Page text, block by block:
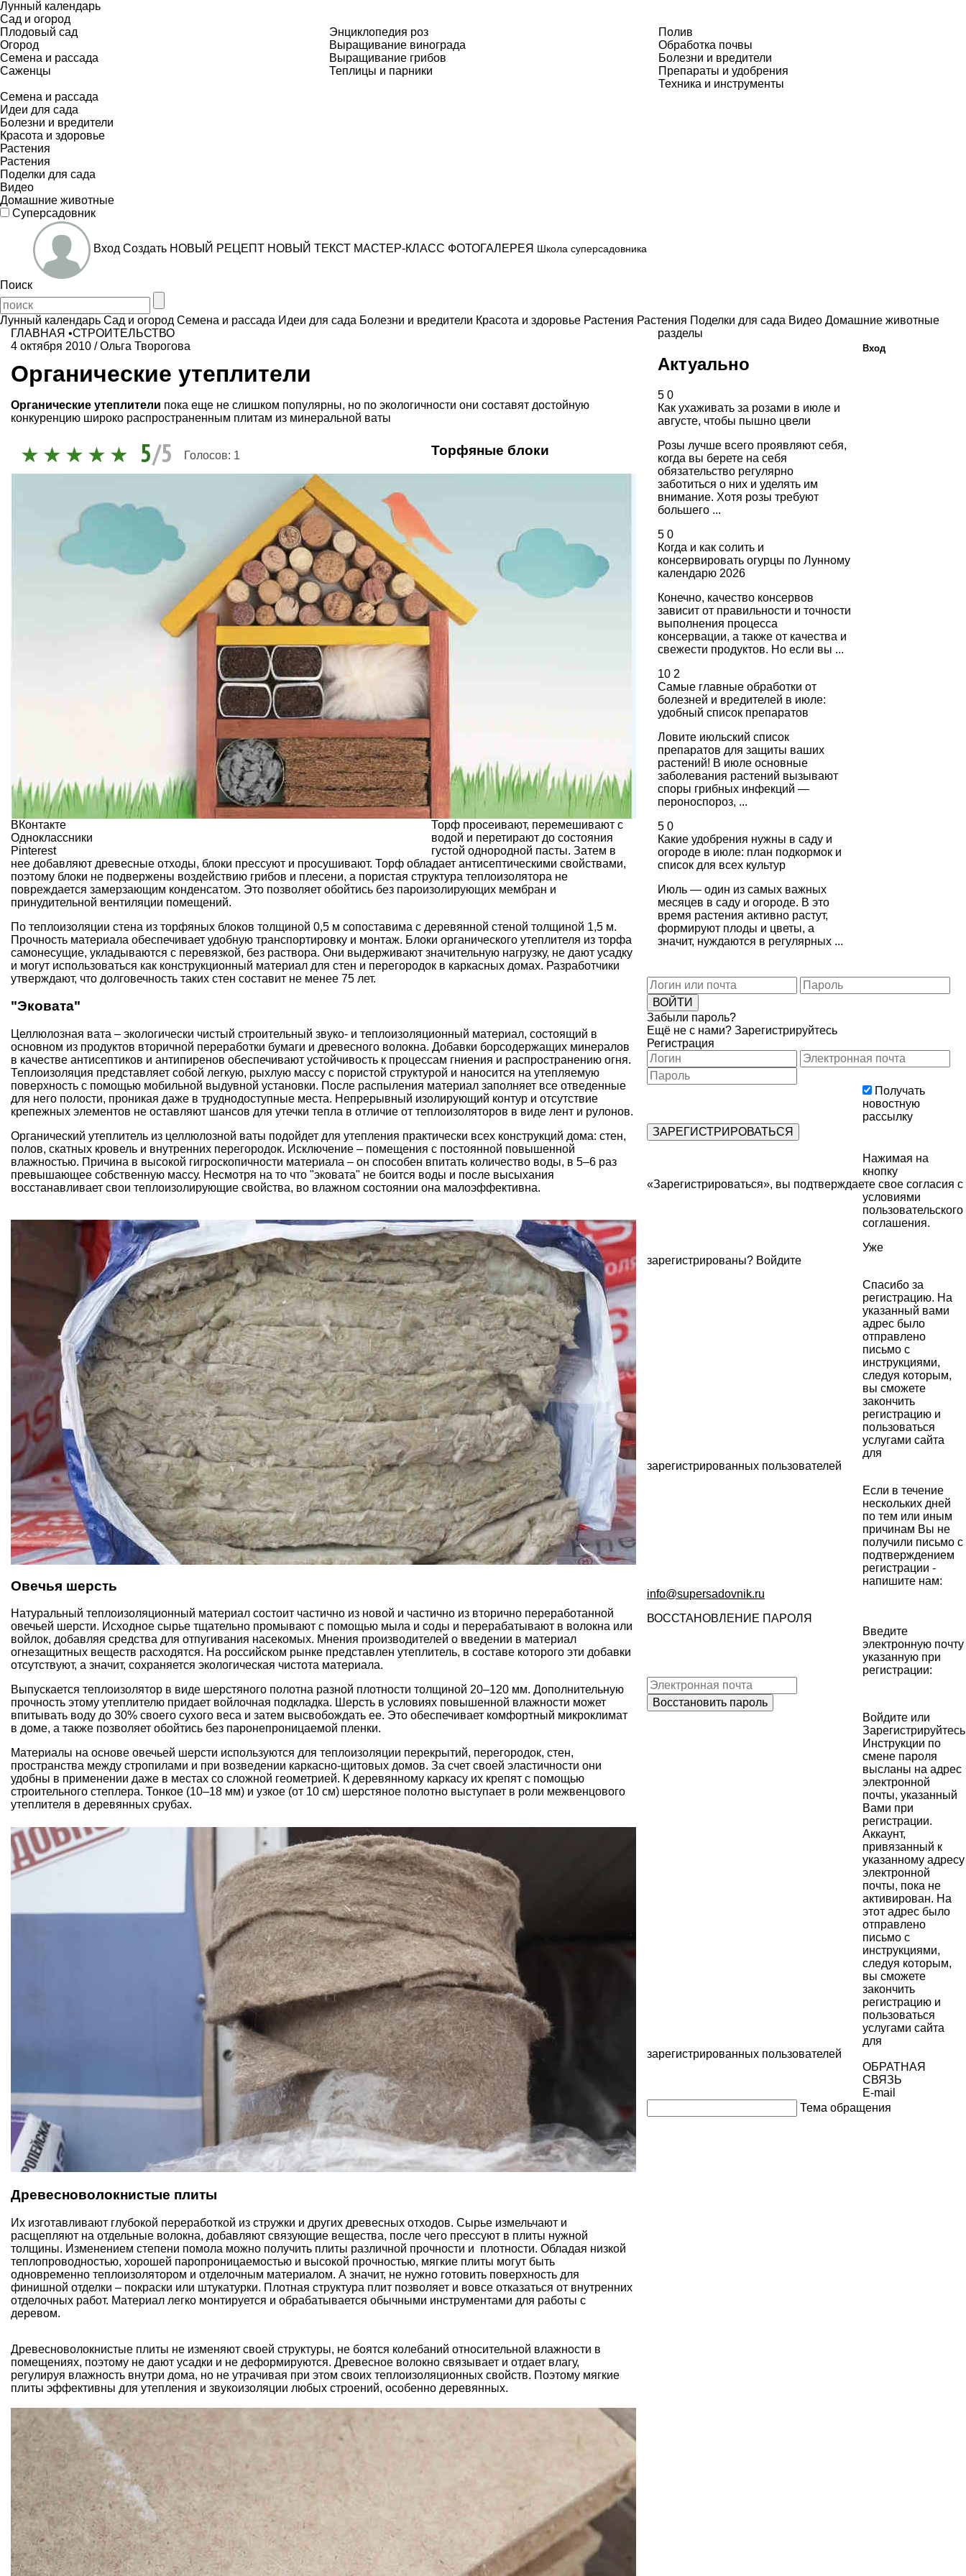
Лунный календарь
Сад и огород
Плодовый сад
Огород
Семена и рассада
Саженцы
Энциклопедия роз
Выращивание винограда
Выращивание грибов
Теплицы и парники
Полив
Обработка почвы
Болезни и вредители
Препараты и удобрения
Техника и инструменты
Семена и рассада
Идеи для сада
Болезни и вредители
Красота и здоровье
Растения
Растения
Поделки для сада
Видео
Домашние животные
Суперсадовник
Вход Создать НОВЫЙ РЕЦЕПТ НОВЫЙ ТЕКСТ МАСТЕР-КЛАСС ФОТОГАЛЕРЕЯ Школа суперсадовника
Поиск
Лунный календарь Сад и огород Семена и рассада Идеи для сада Болезни и вредители Красота и здоровье Растения Растения Поделки для сада Видео Домашние животные
ГЛАВНАЯ •СТРОИТЕЛЬСТВО
4 октября 2010 /Ольга Творогова
Органические утеплители
Органические утеплители пока еще не слишком популярны, но по экологичности они составят достойную
конкуренцию широко распространенным плитам из минеральной ваты
5/5 Голосов: 1
ВКонтакте
Одноклассники
Pinterest
Торфяные блоки
Торф просеивают, перемешивают с
водой и перетирают до состояния
густой однородной пасты. Затем в
нее добавляют древесные отходы, блоки прессуют и просушивают. Торф обладает антисептическими свойствами,
поэтому блоки не подвержены воздействию грибов и плесени, а пористая структура теплоизолятора не
повреждается замерзающим конденсатом. Это позволяет обойтись без пароизолирующих мембран и
принудительной вентиляции помещений.
По теплоизоляции стена из торфяных блоков толщиной 0,5 м сопоставима с деревянной стеной толщиной 1,5 м.
Прочность материала обеспечивает удобную транспортировку и монтаж. Блоки органического утеплителя из торфа
самонесущие, укладываются с перевязкой, без раствора. Они выдерживают значительную нагрузку, не дают усадку
и могут использоваться как конструкционный материал для стен и перегородок в каркасных домах. Разработчики
утверждают, что долговечность таких стен составит не менее 75 лет.
"Эковата"
Целлюлозная вата – экологически чистый строительный звуко- и теплоизоляционный материал, состоящий в
основном из продуктов вторичной переработки бумаги и древесного волокна. Добавки борсодержащих минералов
в качестве антисептиков и антипиренов обеспечивают устойчивость к процессам гниения и распространению огня.
Теплоизоляция представляет собой легкую, рыхлую массу с пористой структурой и наносится на утепляемую
поверхность с помощью мобильной выдувной установки. После распыления материал заполняет все отведенные
для него полости, проникая даже в труднодоступные места. Непрерывный изолирующий контур и отсутствие
крепежных элементов не оставляют шансов для утечки тепла в отличие от теплоизоляторов в виде лент и рулонов.
Органический утеплитель из целлюлозной ваты подойдет для утепления практически всех конструкций дома: стен,
полов, скатных кровель и внутренних перегородок. Исключение – помещения с постоянной повышенной
влажностью. Причина в высокой гигроскопичности материала – он способен впитать количество воды, в 5–6 раз
превышающее собственную массу. Несмотря на то что "эковата" не боится воды и после высыхания
восстанавливает свои теплоизолирующие свойства, во влажном состоянии она малоэффективна.
Овечья шерсть
Натуральный теплоизоляционный материал состоит частично из новой и частично из вторично переработанной
овечьей шерсти. Исходное сырье тщательно промывают с помощью мыла и соды и перерабатывают в волокна или
войлок, добавляя средства для отпугивания насекомых. Мнения производителей о введении в материал
огнезащитных веществ расходятся. На российском рынке представлен утеплитель, в составе которого эти добавки
отсутствуют, а значит, сохраняется экологическая чистота материала.
Выпускается теплоизолятор в виде шерстяного полотна разной плотности толщиной 20–120 мм. Дополнительную
прочность этому утеплителю придает войлочная подкладка. Шерсть в условиях повышенной влажности может
впитывать воду до 30% своего сухого веса и затем высвобождать ее. Это обеспечивает комфортный микроклимат
в доме, а также позволяет обойтись без паронепроницаемой пленки.
Материалы на основе овечьей шерсти используются для теплоизоляции перекрытий, перегородок, стен,
пространства между стропилами и при возведении каркасно-щитовых домов. За счет своей эластичности они
удобны в применении даже в местах со сложной геометрией. К деревянному каркасу их крепят с помощью
строительного степлера. Тонкое (10–18 мм) и узкое (от 10 см) шерстяное полотно выступает в роли межвенцового
утеплителя в деревянных срубах.
Древесноволокнистые плиты
Их изготавливают глубокой переработкой из стружки и других древесных отходов. Сырье измельчают и
расщепляют на отдельные волокна, добавляют связующие вещества, после чего прессуют в плиты нужной
толщины. Изменением степени помола можно получить плиты различной прочности и плотности. Обладая низкой
теплопроводностью, хорошей паропроницаемостью и высокой прочностью, мягкие плиты могут быть
одновременно теплоизолятором и отделочным материалом. А значит, не нужно готовить поверхность для
финишной отделки – покраски или штукатурки. Плотная структура плит позволяет и вовсе отказаться от внутренних
отделочных работ. Материал легко монтируется и обрабатывается обычными инструментами для работы с
деревом.
Древесноволокнистые плиты не изменяют своей структуры, не боятся колебаний относительной влажности в
помещениях, поэтому не дают усадки и не деформируются. Древесное волокно связывает и отдает влагу,
регулируя влажность внутри дома, но не утрачивая при этом своих теплоизоляционных свойств. Поэтому мягкие
плиты эффективны для утепления и звукоизоляции любых строений, особенно деревянных.
разделы
Актуально
5 0
Как ухаживать за розами в июле и
августе, чтобы пышно цвели
Розы лучше всего проявляют себя,
когда вы берете на себя
обязательство регулярно
заботиться о них и уделять им
внимание. Хотя розы требуют
большего ...
5 0
Когда и как солить и
консервировать огурцы по Лунному
календарю 2026
Конечно, качество консервов
зависит от правильности и точности
выполнения процесса
консервации, а также от качества и
свежести продуктов. Но если вы ...
10 2
Самые главные обработки от
болезней и вредителей в июле:
удобный список препаратов
Ловите июльский список
препаратов для защиты ваших
растений! В июле основные
заболевания растений вызывают
споры грибных инфекций —
пероноспороз, ...
5 0
Какие удобрения нужны в саду и
огороде в июле: план подкормок и
список для всех культур
Июль — один из самых важных
месяцев в саду и огороде. В это
время растения активно растут,
формируют плоды и цветы, а
значит, нуждаются в регулярных ...
Вход
Забыли пароль?
Ещё не с нами? Зарегистрируйтесь
Регистрация
Получать
новостную
рассылку
Нажимая на
кнопку
«Зарегистрироваться», вы подтверждаете свое согласия с
условиями
пользовательского
соглашения.
Уже
зарегистрированы? Войдите
Спасибо за
регистрацию. На
указанный вами
адрес было
отправлено
письмо с
инструкциями,
следуя которым,
вы сможете
закончить
регистрацию и
пользоваться
услугами сайта
для
зарегистрированных пользователей
Если в течение
нескольких дней
по тем или иным
причинам Вы не
получили письмо с
подтверждением
регистрации -
напишите нам:
info@supersadovnik.ru
ВОССТАНОВЛЕНИЕ ПАРОЛЯ
Введите
электронную почту
указанную при
регистрации:
Войдите или
Зарегистрируйтесь
Инструкции по
смене пароля
высланы на адрес
электронной
почты, указанный
Вами при
регистрации.
Аккаунт,
привязанный к
указанному адресу
электронной
почты, пока не
активирован. На
этот адрес было
отправлено
письмо с
инструкциями,
следуя которым,
вы сможете
закончить
регистрацию и
пользоваться
услугами сайта
для
зарегистрированных пользователей
ОБРАТНАЯ
СВЯЗЬ
E-mail
Тема обращения